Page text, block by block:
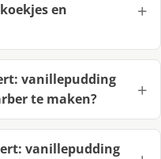
en
vanillepudding
te maken?
vanillepudding